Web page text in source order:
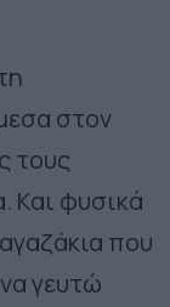
στον
τους
Και φυσικά
που
γευτώ